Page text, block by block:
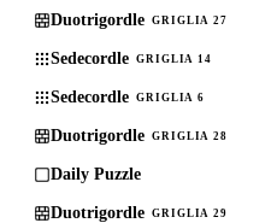
Duotrigordle GRIGLIA 27
Sedecordle GRIGLIA 14
Sedecordle GRIGLIA 6
Duotrigordle GRIGLIA 28
Daily Puzzle
Duotrigordle GRIGLIA 29